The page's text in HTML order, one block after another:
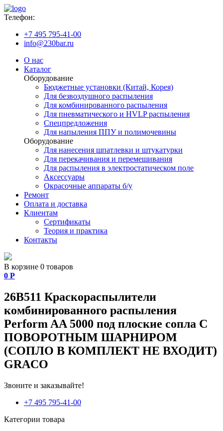
Телефон:
+7 495 795-41-00
info@230bar.ru
О нас
Каталог
Оборудование
Бюджетные установки (Китай, Корея)
Для безвоздушного распыления
Для комбинированного распыления
Для пневматического и HVLP распыления
Спецпредложения
Для напыления ППУ и полимочевины
Оборудование
Для нанесения шпатлевки и штукатурки
Для перекачивания и перемешивания
Для распыления в электростатическом поле
Аксессуары
Окрасочные аппараты б/у
Ремонт
Оплата и доставка
Клиентам
Сертификаты
Теория и практика
Контакты
В корзине 0 товаров
0 Р
26B511 Краскораспылители
комбинированного распыления
Perform AA 5000 под плоские сопла С
ПОВОРОТНЫМ ШАРНИРОМ
(СОПЛО В КОМПЛЕКТ НЕ ВХОДИТ)
GRACO
Звоните и заказывайте!
+7 495 795-41-00
Категории товара